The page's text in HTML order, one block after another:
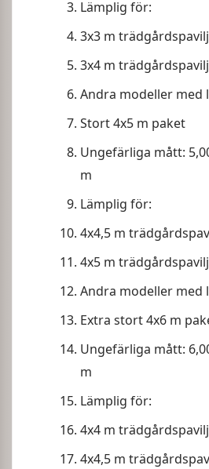
Lämplig för:
3x3 m
3x4 m
Andra modeller med
Stort 4x5 m paket
Ungefärliga mått:
m
Lämplig för:
4x4,5 m
4x5 m
Andra modeller med
Extra stort 4x6 m
Ungefärliga mått:
m
Lämplig för:
4x4 m
4x4,5 m